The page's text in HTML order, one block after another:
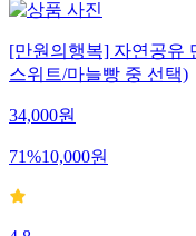
[만원의행복] 자연공유
스위트/마늘빵 중 선택)
34,000원
71%10,000원